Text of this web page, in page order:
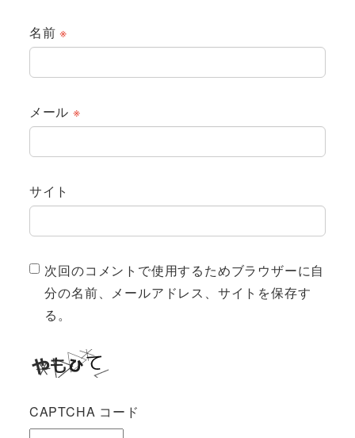
名前※
メール ※
サイト
次回のコメントで使用するためブラウザーに自
分の名前、メールアドレス、サイトを保存す
る。
CAPTCHA コード